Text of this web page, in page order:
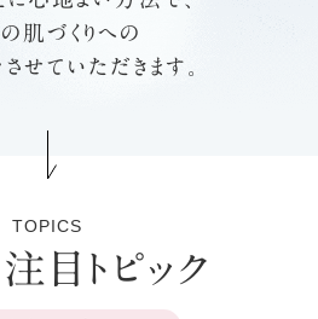
肌づくりへの
せていただきます。
TOPICS
目トピック